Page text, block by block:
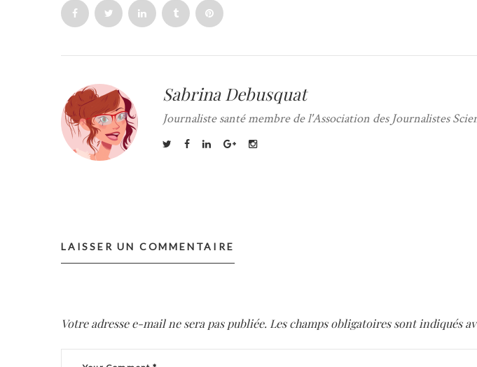
Sabrina Debusquat
Journaliste santé membre de l'Association des Journalistes
LAISSER UN COMMENTAIRE
Votre adresse e-mail ne sera pas publiée. Les champs obligatoires sont indiqués